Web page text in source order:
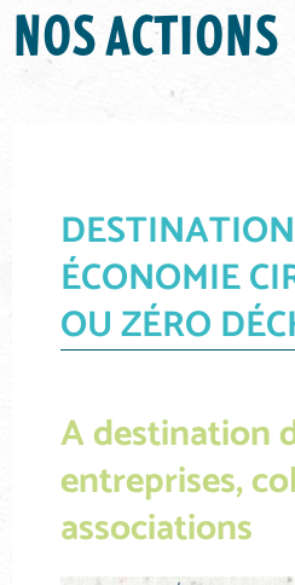
NOS ACTIONS
DESTINATION
ÉCONOMIE
OU ZÉRO
A destination
entreprises,
associations